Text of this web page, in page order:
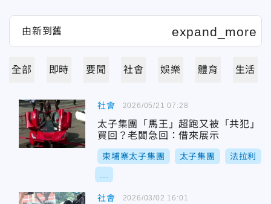
全部 即時 要聞 社會 娛樂 體育 生活
社會
太子集團「馬王」超跑又被「共犯」
買回？老闆急回：借來展示
柬埔寨太子集團 太子集團 法拉利
2026/05/21 07:28
社會 2026/03/02 16:01